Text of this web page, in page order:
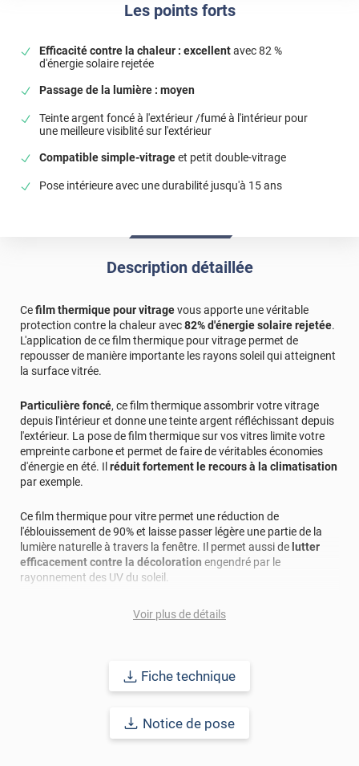
Les points forts
Efficacité contre la chaleur : excellentavec 82 %
d'énergie solaire rejetée
Passage de la lumière : moyen
Teinte argent foncé à l'extérieur /fumé à l'intérieur pour
une meilleure visiblité sur l'extérieur
Compatible simple-vitrageet petit double-vitrage
Pose intérieure avec une durabilité jusqu'à 15 ans
Description détaillée
Cefilm thermique pour vitragevous apporte une véritable
protection contre la chaleur avec82% d'énergie solaire rejetée.
L'application de ce film thermique pour vitrage permet de
repousser de manière importante les rayons soleil qui atteignent
la surface vitrée.
Particulière foncé, ce film thermique assombrir votre vitrage
depuis l'intérieur et donne une teinte argent réfléchissant depuis
l'extérieur. La pose de film thermique sur vos vitres limite votre
empreinte carbone et permet de faire de véritables économies
d'énergie en été. Il réduit fortement le recours à la climatisation
par exemple.
Ce film thermique pour vitre permet une réduction de
l'éblouissement de 90% et laisse passer légère une partie de la
lumière naturelle à travers la fenêtre. Il permet aussi de lutter
efficacement contre la décoloration engendré par le
rayonnement des UV du soleil.
La pose de ce film solaire toitureconserve la fraîcheur dans vos
vitrage. S'il est sans risque pour un simple vitrage, vous ne
pourrez pas l'appliquer sur un double vitrage de plus d'1,2m²
Voir plus de détails
Fiche technique
Notice de pose